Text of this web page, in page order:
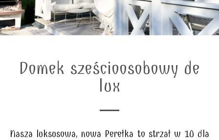
Domek sześcioosobowy de
lux
Nasza luksusowa, nowa Perełka to strzał w 10 dla